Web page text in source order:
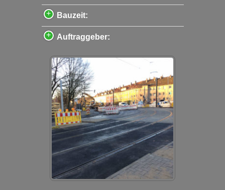
Bauzeit:
Auftraggeber: